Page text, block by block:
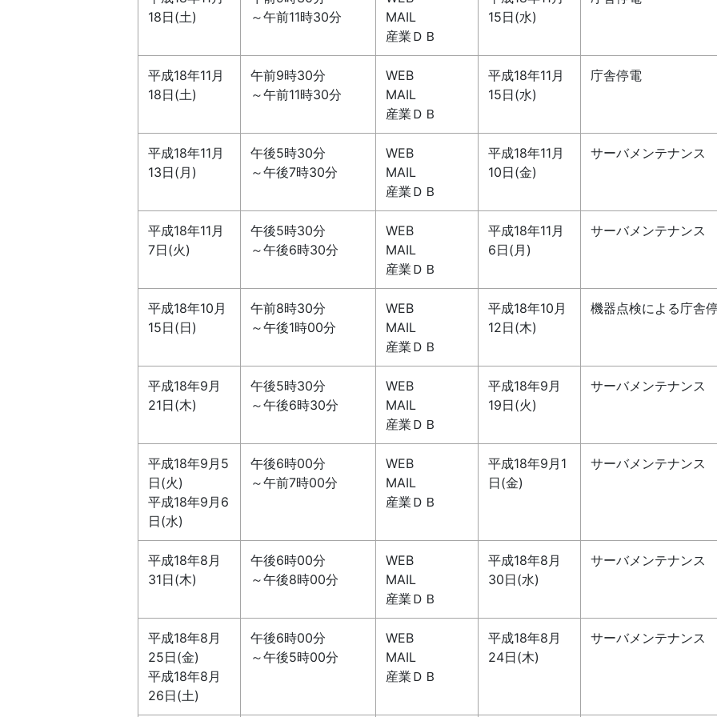
18日(土)
～午前11時30分
MAIL
産業ＤＢ
15日(水)
平成18年11月
18日(土)
午前9時30分
～午前11時30分
WEB
MAIL
産業ＤＢ
平成18年11月
15日(水)
庁舎停電
平成18年11月
13日(月)
午後5時30分
～午後7時30分
WEB
MAIL
産業ＤＢ
平成18年11月
10日(金)
サーバメンテナンス
平成18年11月
7日(火)
午後5時30分
～午後6時30分
WEB
MAIL
産業ＤＢ
平成18年11月
6日(月)
サーバメンテナンス
平成18年10月
15日(日)
午前8時30分
～午後1時00分
WEB
MAIL
産業ＤＢ
平成18年10月
12日(木)
機器点検による庁舎
平成18年9月
21日(木)
午後5時30分
～午後6時30分
WEB
MAIL
産業ＤＢ
平成18年9月
19日(火)
サーバメンテナンス
平成18年9月5
日(火)
平成18年9月6
日(水)
午後6時00分
～午前7時00分
WEB
MAIL
産業ＤＢ
平成18年9月1
日(金)
サーバメンテナンス
平成18年8月
31日(木)
午後6時00分
～午後8時00分
WEB
MAIL
産業ＤＢ
平成18年8月
30日(水)
サーバメンテナンス
平成18年8月
25日(金)
平成18年8月
26日(土)
午後6時00分
～午後5時00分
WEB
MAIL
産業ＤＢ
平成18年8月
24日(木)
サーバメンテナンス